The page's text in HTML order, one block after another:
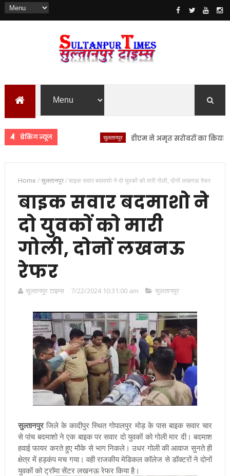
ब्रेकिंग न्यूज डीएम ने अमृत सरोवरों का किया स्थलीय
Home /सुलतानपुर/बाइक सवार बदमाशो ने दो युवकों को मारी गोली, दोनों लखनऊ रेफर
बाइक सवार बदमाशो ने
दो युवकों को मारी
गोली, दोनों लखनऊ
रेफर
सुल्तानपुर टाइम्स 7/22/2024 10:31:00 am सुलतानपुर
सुल्तानपुरजिले के कादीपुर स्थित गोपालपुर मोड़ के पास बाइक सवार चार
से पांच बदमाशो ने एक बाइक पर सवार दो युवकों को गोली मार दी। बदमाश
हवाई फायर करते हुए मौके से भाग निकले। उधर गोली की आवाज सुनते ही
क्षेत्र में हड़कंप मच गया। वही राजकीय मेडिकल कॉलेज से डॉक्टरों ने दोनों
युवकों को ट्रॉमा सेंटर लखनऊ रेफर किया है।